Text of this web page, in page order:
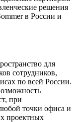
решения
в России и
для
сотрудников,
по всей России.
при
точки офиса и
проектных